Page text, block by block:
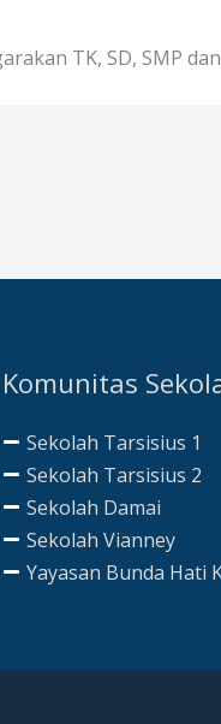
TK, SD, SMP
Komunitas
Sekolah Tarsisius 1
Sekolah Tarsisius 2
Sekolah Damai
Sekolah Vianney
Yayasan Bunda Hati